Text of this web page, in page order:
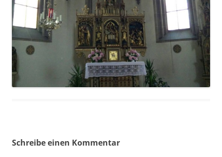
Schreibe einen Kommentar